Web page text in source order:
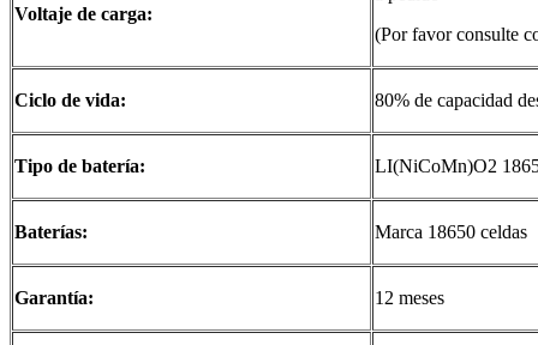
Voltaje de carga:
(Por favor consulte
Ciclo de vida: 80% de capacidad
Tipo de batería: LI(NiCoMn)O2
Baterías: Marca 18650 celdas
Garantía: 12 meses